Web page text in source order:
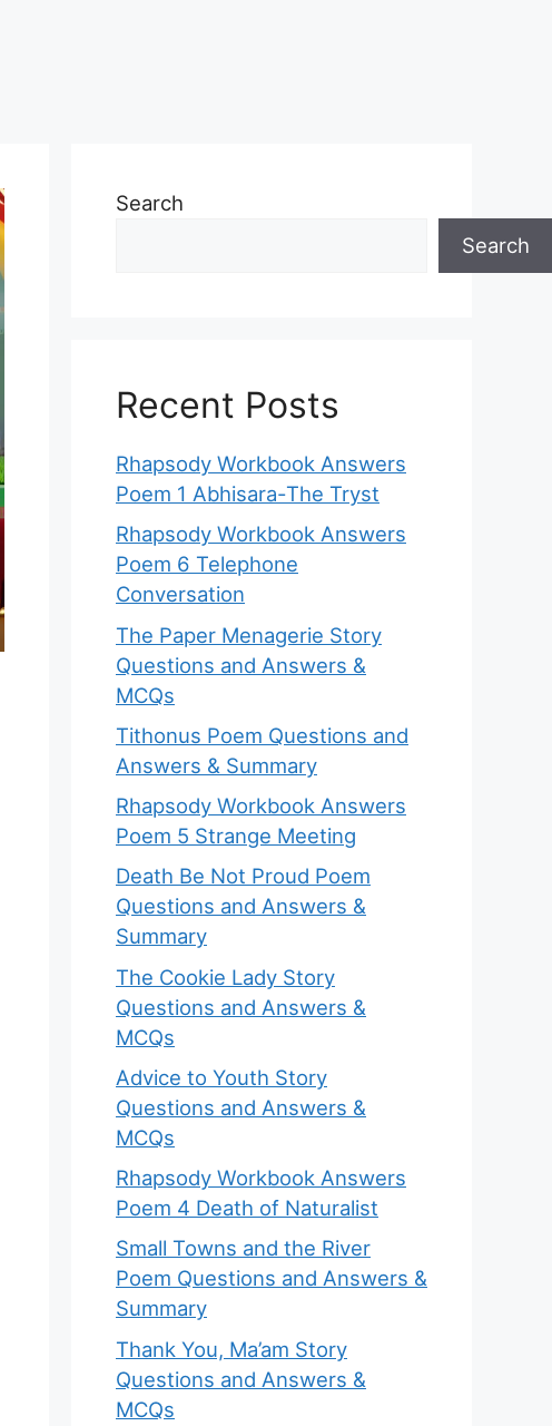
Search
Search
Recent Posts
Rhapsody Workbook Answers
Poem 1 Abhisara-The Tryst
Rhapsody Workbook Answers
Poem 6 Telephone
Conversation
The Paper Menagerie Story
Questions and Answers &
MCQs
Tithonus Poem Questions and
Answers & Summary
Rhapsody Workbook Answers
Poem 5 Strange Meeting
Death Be Not Proud Poem
Questions and Answers &
Summary
The Cookie Lady Story
Questions and Answers &
MCQs
Advice to Youth Story
Questions and Answers &
MCQs
Rhapsody Workbook Answers
Poem 4 Death of Naturalist
Small Towns and the River
Poem Questions and Answers &
Summary
Thank You, Ma’am Story
Questions and Answers &
MCQs